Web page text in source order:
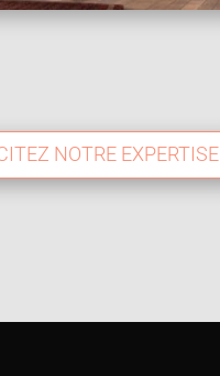
NOTRE EXPERTISE